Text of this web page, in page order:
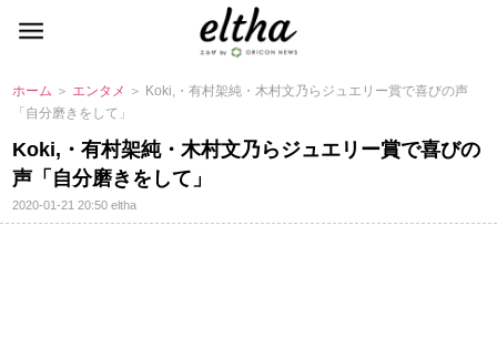
ホーム ＞ エンタメ ＞ Koki,・有村架純・木村文乃らジュエリー賞で喜びの声
「自分磨きをして」
Koki,・有村架純・木村文乃らジュエリー賞で喜びの
声「自分磨きをして」
2020-01-21 20:50eltha